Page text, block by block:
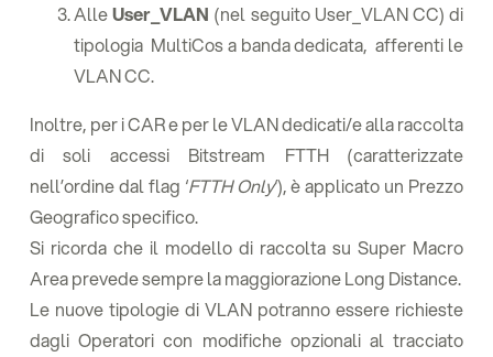
AlleUser_VLAN(nel seguito User_VLAN CC) di
tipologia MultiCos a banda dedicata, afferenti le
VLAN CC.
Inoltre, per i CAR e per le VLAN dedicati/e alla raccolta
di soli accessi Bitstream FTTH (caratterizzate
nell’ordine dal flag ‘FTTH Only‘), è applicato un Prezzo
Geografico specifico.
Si ricorda che il modello di raccolta su Super Macro
Area prevede sempre la maggiorazione Long Distance.
Le nuove tipologie di VLAN potranno essere richieste
dagli Operatori con modifiche opzionali al tracciato